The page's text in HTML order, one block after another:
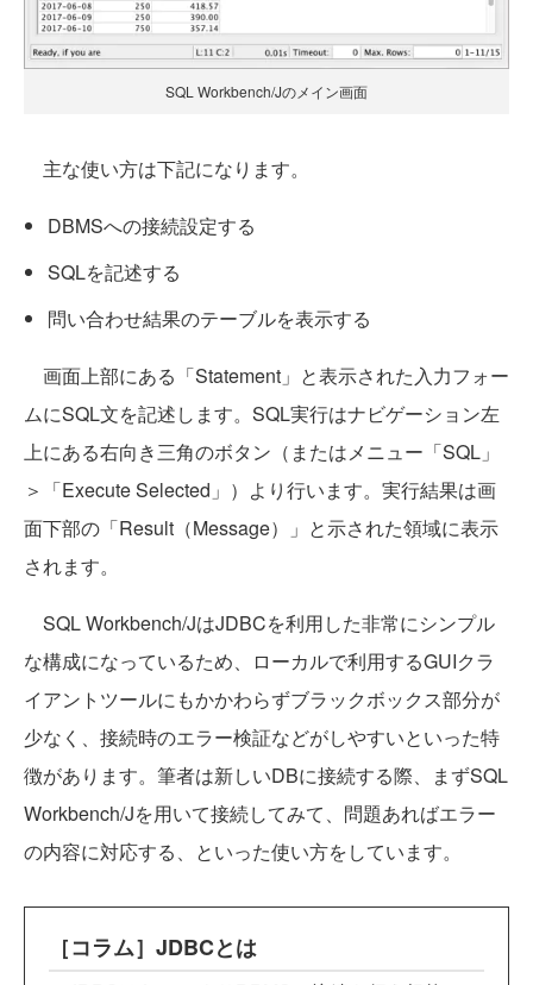
SQL Workbench/Jのメイン画面
主な使い方は下記になります。
DBMSへの接続設定する
SQLを記述する
問い合わせ結果のテーブルを表示する
画面上部にある「Statement」と表示された入力フォー
ムにSQL文を記述します。SQL実行はナビゲーション左
上にある右向き三角のボタン（またはメニュー「SQL」
＞「Execute Selected」）より行います。実行結果は画
面下部の「Result（Message）」と示された領域に表示
されます。
SQL Workbench/JはJDBCを利用した非常にシンプル
な構成になっているため、ローカルで利用するGUIクラ
イアントツールにもかかわらずブラックボックス部分が
少なく、接続時のエラー検証などがしやすいといった特
徴があります。筆者は新しいDBに接続する際、まずSQL
Workbench/Jを用いて接続してみて、問題あればエラー
の内容に対応する、といった使い方をしています。
［コラム］JDBCとは